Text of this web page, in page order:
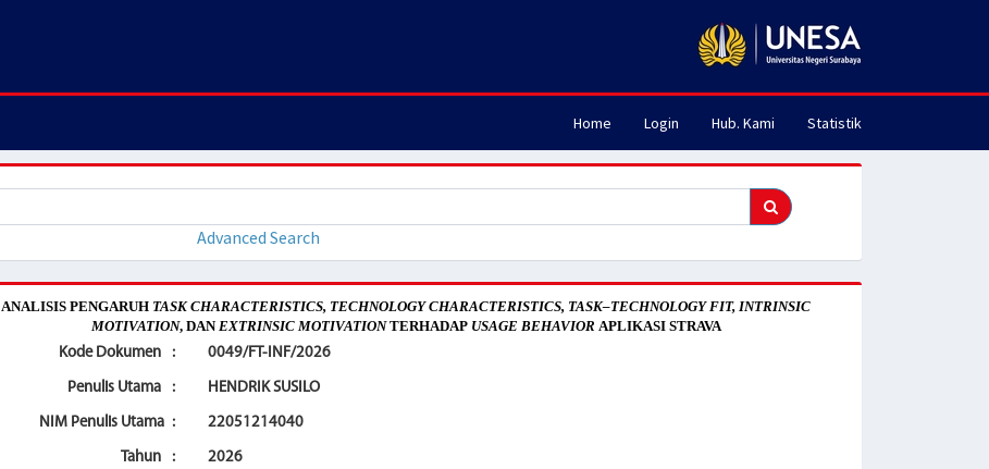
Home Login Hub. Kami Statistik
Advanced Search
ANALISIS PENGARUH TASK CHARACTERISTICS, TECHNOLOGY CHARACTERISTICS, TASK–TECHNOLOGY FIT, INTRINSIC
MOTIVATION, DANEXTRINSIC MOTIVATIONTERHADAP USAGE BEHAVIOR APLIKASI STRAVA
Kode Dokumen
: 0049/FT-INF/2026
Penulis Utama : HENDRIK SUSILO
NIM Penulis Utama : 22051214040
Tahun : 2026